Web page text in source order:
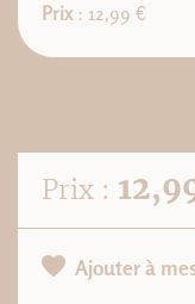
Prix: 12,99 €
Prix :
Ajouter à